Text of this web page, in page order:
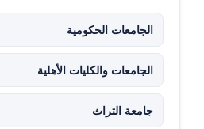
الجامعات الحكومية
الجامعات والكليات الأهلية
جامعة التراث